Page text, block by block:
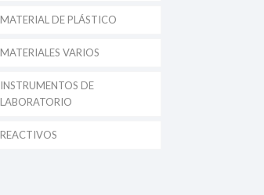
MATERIAL DE PLÁSTICO
MATERIALES VARIOS
INSTRUMENTOS DE
LABORATORIO
REACTIVOS